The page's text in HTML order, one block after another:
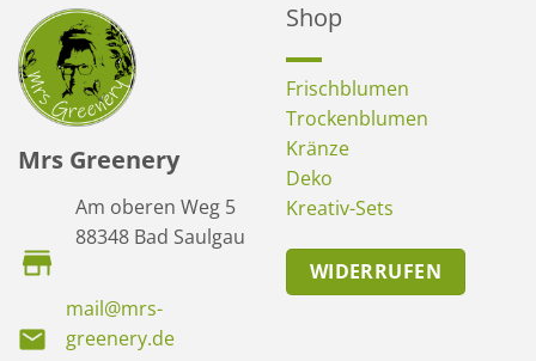
Mrs Greenery
Am oberen Weg 5
88348 Bad Saulgau
mail@mrs-
greenery.de
Shop
Frischblumen
Trockenblumen
Kränze
Deko
Kreativ-Sets
WIDERRUFEN